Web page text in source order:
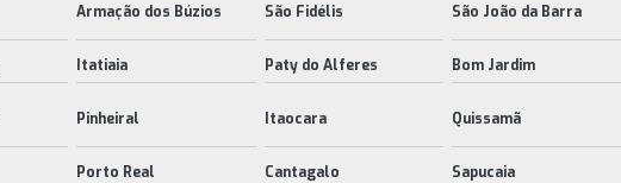
Armação dos Búzios São Fidélis São João da Barra
Itatiaia Paty do Alferes Bom Jardim
Pinheiral Itaocara Quissamã
Porto Real Cantagalo Sapucaia